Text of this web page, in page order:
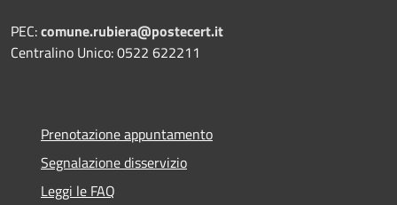
PEC:comune.rubiera@postecert.it
Centralino Unico: 0522 622211
Prenotazione appuntamento
Segnalazione disservizio
Leggi le FAQ